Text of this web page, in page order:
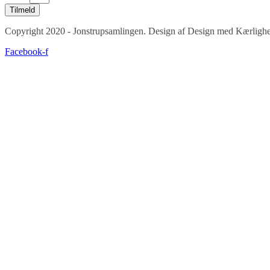
Tilmeld
Copyright 2020 - Jonstrupsamlingen. Design af Design med
Facebook-f